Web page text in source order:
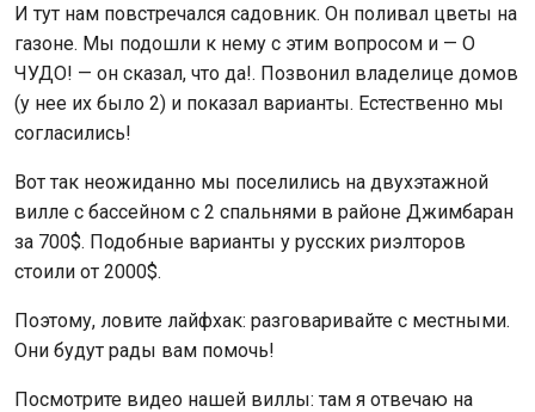
И тут нам повстречался садовник. Он поливал цветы на
газоне. Мы подошли к нему с этим вопросом и — О
ЧУДО! — он сказал, что да!. Позвонил владелице домов
(у нее их было 2) и показал варианты. Естественно мы
согласились!
Вот так неожиданно мы поселились на двухэтажной
вилле с бассейном с 2 спальнями в районе Джимбаран
за 700$. Подобные варианты у русских риэлторов
стоили от 2000$.
Поэтому, ловите лайфхак: разговаривайте с местными.
Они будут рады вам помочь!
Посмотрите видео нашей виллы: там я отвечаю на